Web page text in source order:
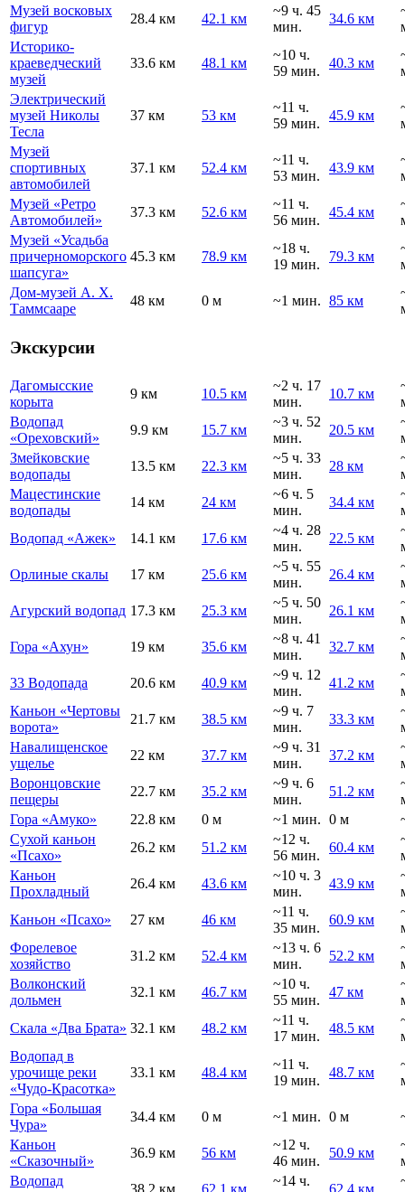
Музей восковых
фигур
28.4 км 42.1 км
~9 ч. 45
мин.
34.6 км
Историко-
краеведческий
музей
33.6 км 48.1 км
~10 ч.
59 мин.
40.3 км
Электрический
музей Николы
Тесла
37 км 53 км
~11 ч.
59 мин.
45.9 км
Музей
спортивных
автомобилей
37.1 км 52.4 км
~11 ч.
53 мин.
43.9 км
Музей «Ретро
Автомобилей»
37.3 км 52.6 км
~11 ч.
56 мин.
45.4 км
Музей «Усадьба
причерноморского
шапсуга»
45.3 км 78.9 км
~18 ч.
19 мин.
79.3 км
Дом-музей А. Х.
Таммсааре
48 км 0 м ~1 мин. 85 км
Экскурсии
Дагомысские
корыта
9 км 10.5 км
~2 ч. 17
мин.
10.7 км
Водопад
«Ореховский»
9.9 км 15.7 км
~3 ч. 52
мин.
20.5 км
Змейковские
водопады
13.5 км 22.3 км
~5 ч. 33
мин.
28 км
Мацестинские
водопады
14 км 24 км
~6 ч. 5
мин.
34.4 км
Водопад «Ажек»
14.1 км 17.6 км
~4 ч. 28
мин.
22.5 км
Орлиные скалы
17 км 25.6 км
~5 ч. 55
мин.
26.4 км
Агурский водопад 17.3 км 25.3 км
~5 ч. 50
мин.
26.1 км
Гора «Ахун»
19 км 35.6 км
~8 ч. 41
мин.
32.7 км
33 Водопада
20.6 км 40.9 км
~9 ч. 12
мин.
41.2 км
Каньон «Чертовы
ворота»
21.7 км 38.5 км
~9 ч. 7
мин.
33.3 км
Навалищенское
ущелье
22 км 37.7 км
~9 ч. 31
мин.
37.2 км
Воронцовские
пещеры
22.7 км 35.2 км
~9 ч. 6
мин.
51.2 км
Гора «Амуко»
22.8 км 0 м ~1 мин. 0 м
Сухой каньон
«Псахо»
26.2 км 51.2 км
~12 ч.
56 мин.
60.4 км
Каньон
Прохладный
26.4 км 43.6 км
~10 ч. 3
мин.
43.9 км
Каньон «Псахо»
27 км 46 км
~11 ч.
35 мин.
60.9 км
Форелевое
хозяйство
31.2 км 52.4 км
~13 ч. 6
мин.
52.2 км
Волконский
дольмен
32.1 км 46.7 км
~10 ч.
55 мин.
47 км
Скала «Два Брата» 32.1 км 48.2 км
~11 ч.
17 мин.
48.5 км
Водопад в
урочище реки
«Чудо-Красотка»
33.1 км 48.4 км
~11 ч.
19 мин.
48.7 км
Гора «Большая
Чура»
34.4 км 0 м ~1 мин. 0 м
Каньон
«Сказочный»
36.9 км 56 км
~12 ч.
46 мин.
50.9 км
Водопад
~14 ч.